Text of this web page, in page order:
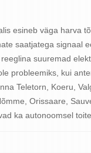
esineb väga harva
saatjatega signaal
suuremad
probleemiks, kui
Teletorn, Koeru,
Orissaare,
ka autonoomsel